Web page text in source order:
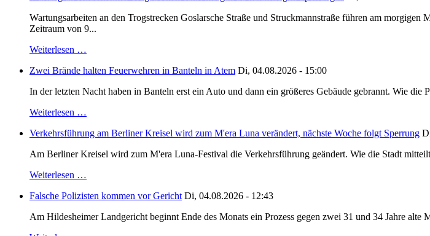
Wartungsarbeiten an den Trogstrecken Goslarsche Straße und Struckmannstraße führen am
Zeitraum von 9...
Weiterlesen …
Zwei Brände halten Feuerwehren in Banteln in Atem Di, 04.08.2026 - 15:00
In der letzten Nacht haben in Banteln erst ein Auto und dann ein größeres Gebäude gebrannt. Wie
Weiterlesen …
Verkehrsführung am Berliner Kreisel wird zum M'era Luna verändert, nächste Woche folgt Sperrung
Am Berliner Kreisel wird zum M'era Luna-Festival die Verkehrsführung geändert. Wie die Stadt
Weiterlesen …
Falsche Polizisten kommen vor Gericht Di, 04.08.2026 - 12:43
Am Hildesheimer Landgericht beginnt Ende des Monats ein Prozess gegen zwei 31 und 34 Jahre